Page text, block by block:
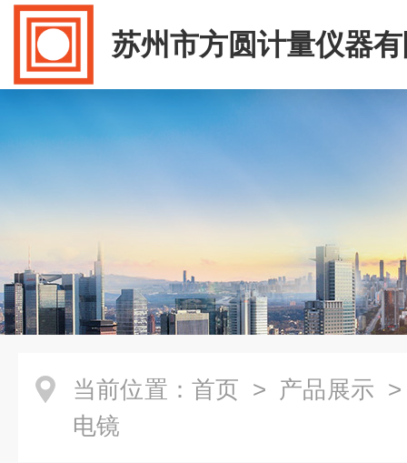
苏州市方圆计量仪器
当前位置： 首页 > 产品展示
电镜